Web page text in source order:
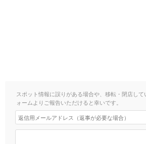
スポット情報に誤りがある場合や、移転・閉店し
ォームよりご報告いただけると幸いです。